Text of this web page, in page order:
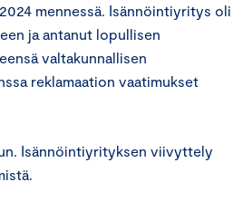
mennessä. Isännöintiyritys oli
ja antanut lopullisen
valtakunnallisen
reklamaation vaatimukset
Isännöintiyrityksen viivyttely